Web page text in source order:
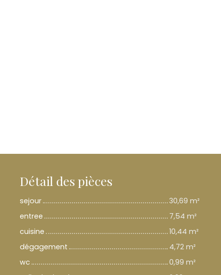
Détail des pièces
sejour
30,69 m²
entree
7,54 m²
cuisine
10,44 m²
dégagement
4,72 m²
wc
0,99 m²